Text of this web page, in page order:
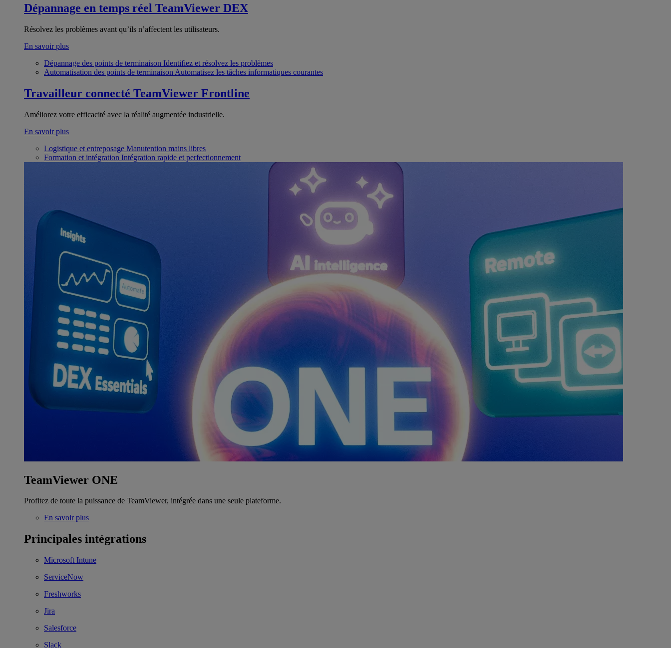
Dépannage en temps réel TeamViewer DEX
Résolvez les problèmes avant qu’ils n’affectent les utilisateurs.
En savoir plus
Dépannage des points de terminaison Identifiez et résolvez les problèmes
Automatisation des points de terminaison Automatisez les tâches informatiques courantes
Travailleur connecté TeamViewer Frontline
Améliorez votre efficacité avec la réalité augmentée industrielle.
En savoir plus
Logistique et entreposage Manutention mains libres
Formation et intégration Intégration rapide et perfectionnement
TeamViewer ONE
Profitez de toute la puissance de TeamViewer, intégrée dans une seule plateforme.
En savoir plus
Principales intégrations
Microsoft Intune
ServiceNow
Freshworks
Jira
Salesforce
Slack